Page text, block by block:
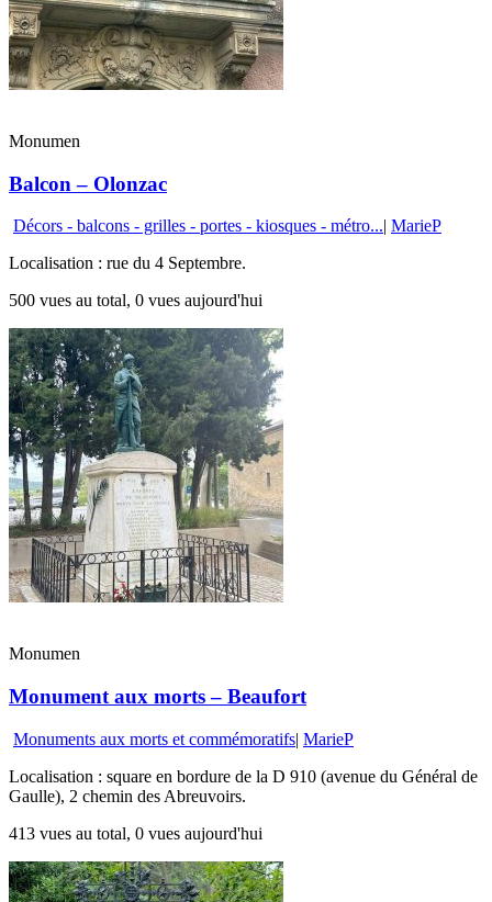
Monumen
Balcon – Olonzac
Décors - balcons - grilles - portes - kiosques - métro...| MarieP
Localisation : rue du 4 Septembre.
500 vues au total, 0 vues aujourd'hui
Monumen
Monument aux morts – Beaufort
Monuments aux morts et commémoratifs| MarieP
Localisation : square en bordure de la D 910 (avenue du Général de
Gaulle), 2 chemin des Abreuvoirs.
413 vues au total, 0 vues aujourd'hui